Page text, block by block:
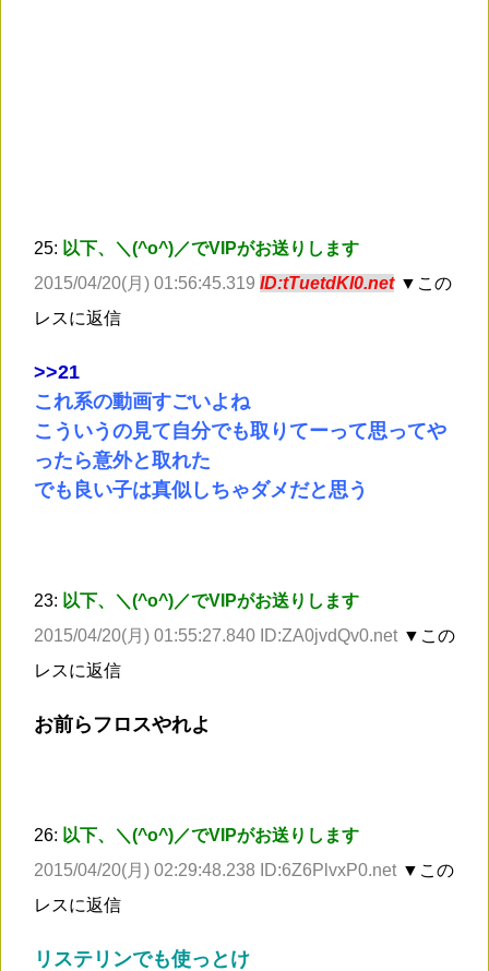
25: 以下、＼(^o^)／でVIPがお送りします
2015/04/20(月) 01:56:45.319 ID:tTuetdKI0.net ▼この
レスに返信
>>21
これ系の動画すごいよね
こういうの見て自分でも取りてーって思ってや
ったら意外と取れた
でも良い子は真似しちゃダメだと思う
23: 以下、＼(^o^)／でVIPがお送りします
2015/04/20(月) 01:55:27.840 ID:ZA0jvdQv0.net ▼この
レスに返信
お前らフロスやれよ
26: 以下、＼(^o^)／でVIPがお送りします
2015/04/20(月) 02:29:48.238 ID:6Z6PlvxP0.net ▼この
レスに返信
リステリンでも使っとけ